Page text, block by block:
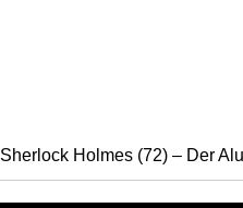
Sherlock Holmes (72) – Der